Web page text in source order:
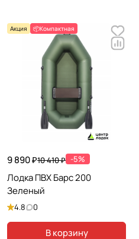
Акция 📦Компактная
9 890 ₽10 410 ₽ -5%
Лодка ПВХ Барс 200
Зеленый
4.8 0
В корзину